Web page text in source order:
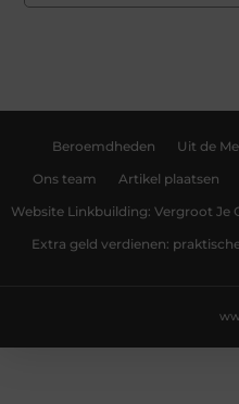
Beroemdheden Uit de
Ons team Artikel plaatsen
Website Linkbuilding: Vergroot Je
Extra geld verdienen: